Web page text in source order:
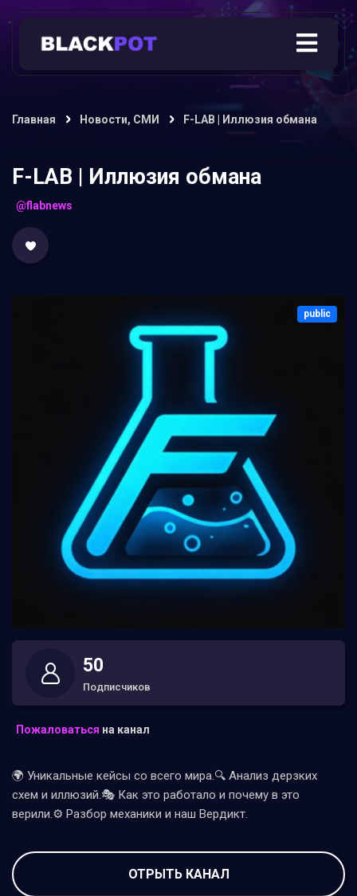
Главная Новости, СМИ F-LAB | Иллюзия обмана
F-LAB | Иллюзия обмана
@flabnews
public
50
Подписчиков
Пожаловаться на канал
🌍 Уникальные кейсы со всего мира.🔍 Анализ дерзких
схем и иллюзий.🎭 Как это работало и почему в это
верили.⚙️ Разбор механики и наш Вердикт.
ОТРЫТЬ КАНАЛ